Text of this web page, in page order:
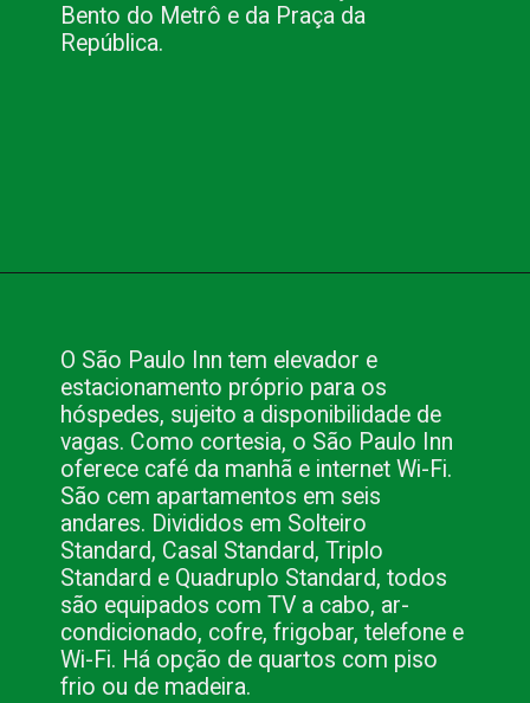
Bento do Metrô e da Praça da
República.
O São Paulo Inn tem elevador e
estacionamento próprio para os
hóspedes, sujeito a disponibilidade de
vagas. Como cortesia, o São Paulo Inn
oferece café da manhã e internet Wi-Fi.
São cem apartamentos em seis
andares. Divididos em Solteiro
Standard, Casal Standard, Triplo
Standard e Quadruplo Standard, todos
são equipados com TV a cabo, ar-
condicionado, cofre, frigobar, telefone e
Wi-Fi. Há opção de quartos com piso
frio ou de madeira.